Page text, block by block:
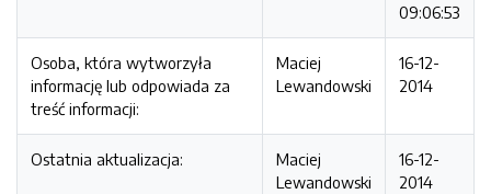
09:06:53
Osoba, która wytworzyła
informację lub odpowiada za
treść informacji:
Maciej
Lewandowski
16-12-
2014
Ostatnia aktualizacja:
Maciej
Lewandowski
16-12-
2014